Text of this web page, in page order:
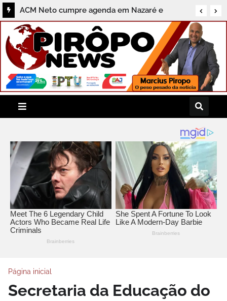
ACM Neto cumpre agenda em Nazaré e
destaca compromissos com a região do
Recôncavo durante coletiva ao Pirôpo News
Página inicial
Secretaria da Educação do